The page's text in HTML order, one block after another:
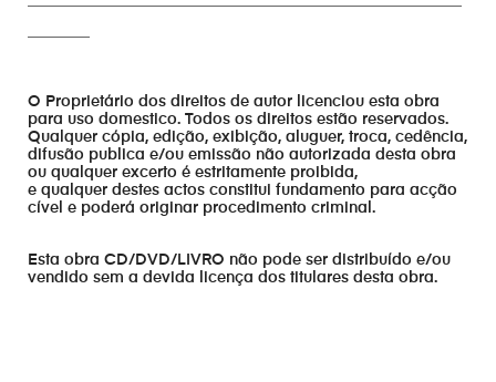
O Proprietário dos direitos de autor licenciou esta obra
para uso domestico. Todos os direitos estão reservados.
Qualquer cópia, edição, exibição, aluguer, troca, cedência,
difusão publica e/ou emissão não autorizada desta obra
ou qualquer excerto é estritamente proibida,
e qualquer destes actos constitui fundamento para acção
cível e poderá originar procedimento criminal.
Esta obra CD/DVD/LIVRO não pode ser distribuído e/ou
vendido sem a devida licença dos titulares desta obra.